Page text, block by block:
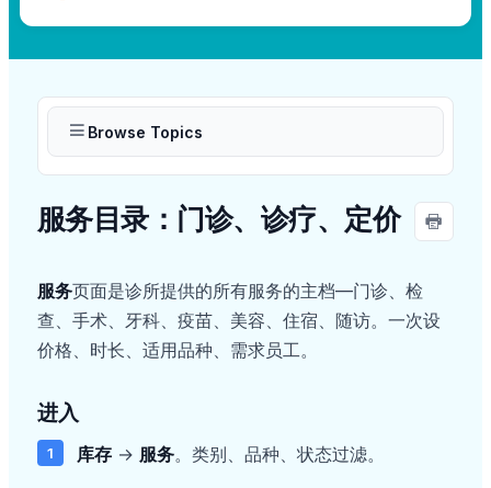
Browse Topics
服务目录：门诊、诊疗、定价
服务页面是诊所提供的所有服务的主档—门诊、检
查、手术、牙科、疫苗、美容、住宿、随访。一次设
价格、时长、适用品种、需求员工。
进入
库存 → 服务。类别、品种、状态过滤。